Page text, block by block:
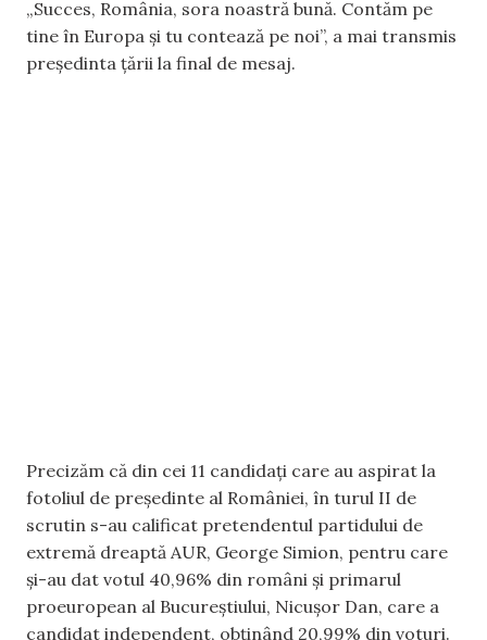
„Succes, România, sora noastră bună. Contăm pe
tine în Europa și tu contează pe noi”, a mai transmis
președinta țării la final de mesaj.
Precizăm că din cei 11 candidați care au aspirat la
fotoliul de președinte al României, în turul II de
scrutin s-au calificat pretendentul partidului de
extremă dreaptă AUR, George Simion, pentru care
și-au dat votul 40,96% din români și primarul
proeuropean al Bucureștiului, Nicușor Dan, care a
candidat independent, obținând 20,99% din voturi.